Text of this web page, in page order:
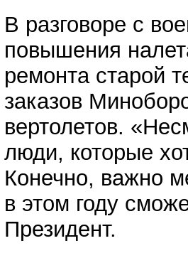
В разговоре с
повышения
ремонта старой
заказов
вертолетов.
люди, которые
Конечно, важно
в этом году
Президент.